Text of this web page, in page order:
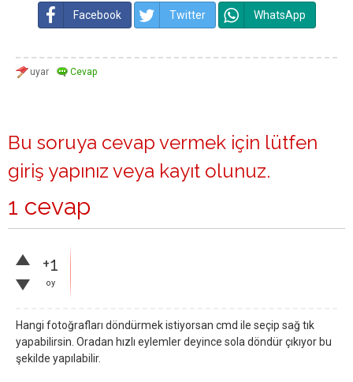
Facebook Twitter WhatsApp
Bu soruya cevap vermek için lütfen
giriş yapınız veya kayıt olunuz.
1 cevap
+1
oy
Hangi fotoğrafları döndürmek istiyorsan cmd ile seçip sağ tık
yapabilirsin. Oradan hızlı eylemler deyince sola döndür çıkıyor bu
şekilde yapılabilir.